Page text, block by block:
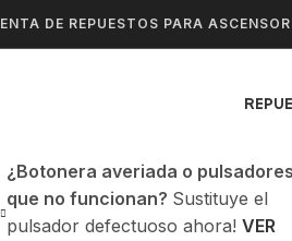
DE REPUESTOS PARA
¿Botonera averiada o pulsadores
que no funcionan? Sustituye el
pulsador defectuoso ahora! VER